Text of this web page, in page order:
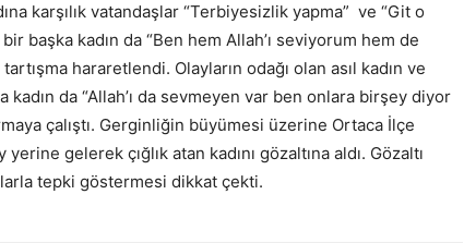
karşılık vatandaşlar “Terbiyesizlik yapma” ve “Git o
başka kadın da “Ben hem Allah’ı seviyorum hem de
hararetlendi. Olayların odağı olan asıl kadın ve
da “Allah’ı da sevmeyen var ben onlara birşey diyor
çalıştı. Gerginliğin büyümesi üzerine Ortaca İlçe
gelerek çığlık atan kadını gözaltına aldı. Gözaltı
tepki göstermesi dikkat çekti.